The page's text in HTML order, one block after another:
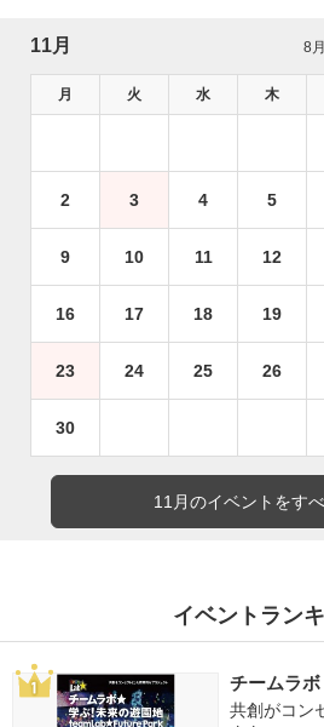
11月 8月
月 火 水 木
2 3 4 5
9 10 11 12
16 17 18 19
23 24 25 26
30
11月のイベントをす
イベントラン
チームラ
共創がコン